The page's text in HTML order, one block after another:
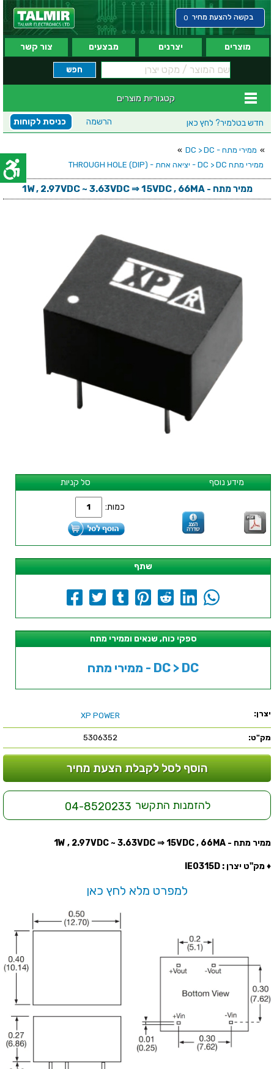
בקשה להצעת מחיר 0
מוצרים יצרנים מבצעים צור קשר
קטגוריות מוצרים
חדש בטלמיר? לחץ כאן כניסת לקוחות הרשמה
» ממירי מתח - DC > DC
»
ממירי מתח DC > DC - יציאה אחת - (THROUGH HOLE (DIP
ממיר מתח - 1W , 2.97VDC ~ 3.63VDC ⇒ 15VDC , 66MA
סל קניות מידע נוסף
כמות:
שתף
ספקי כוח, שנאים וממירי מתח
ממירי מתח - DC > DC
יצרן: XP POWER
מק"ט: 5306352
הוסף לסל לקבלת הצעת מחיר
להזמנות התקשר 04-8520233
ממיר מתח - 1W , 2.97VDC ~ 3.63VDC ⇒ 15VDC , 66MA
♦ מק''ט יצרן : IE0315D
למפרט מלא לחץ כאן